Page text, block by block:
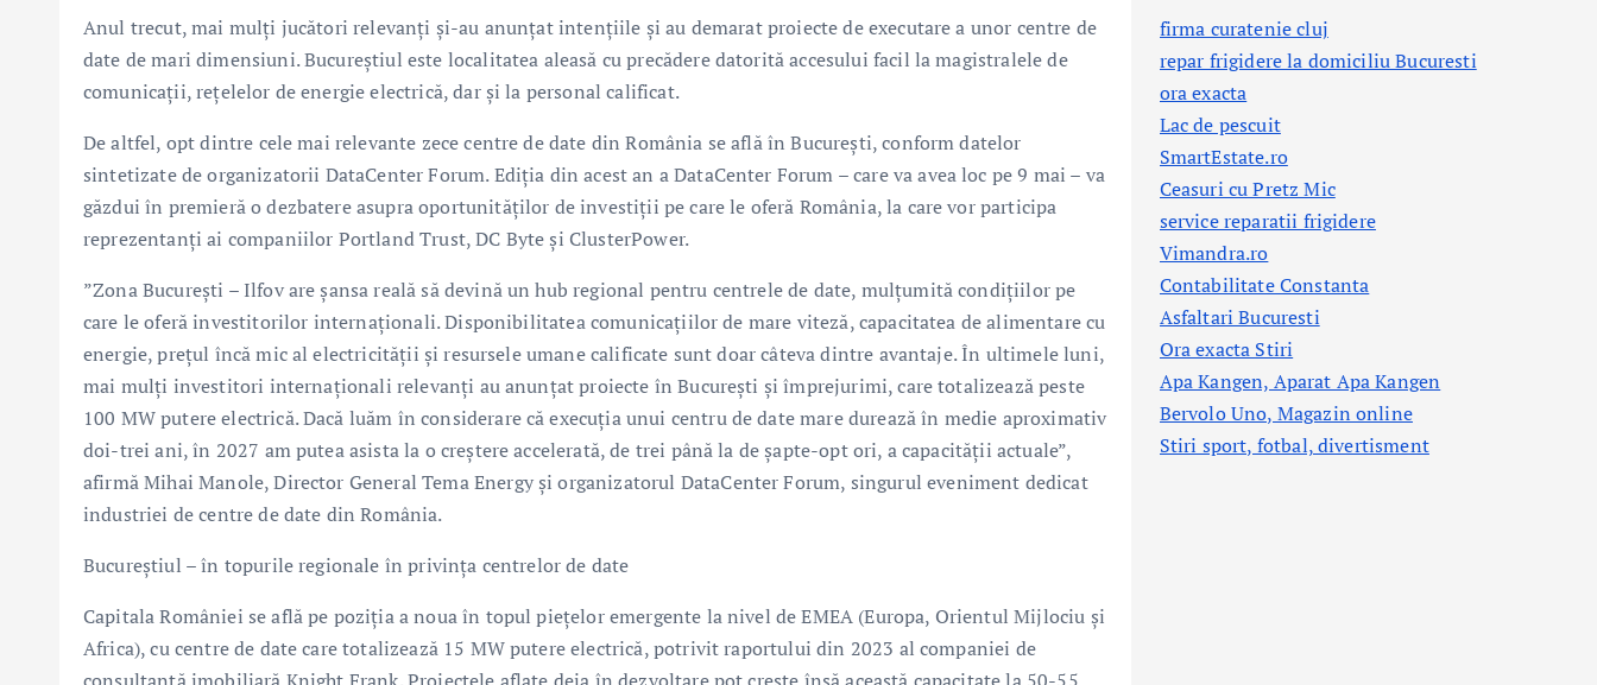
Anul trecut, mai mulți jucători relevanți și-au anunțat intențiile și au demarat proiecte de executare a unor centre de
date de mari dimensiuni. Bucureștiul este localitatea aleasă cu precădere datorită accesului facil la magistralele de
comunicații, rețelelor de energie electrică, dar și la personal calificat.
De altfel, opt dintre cele mai relevante zece centre de date din România se află în București, conform datelor
sintetizate de organizatorii DataCenter Forum. Ediția din acest an a DataCenter Forum – care va avea loc pe 9 mai – va
găzdui în premieră o dezbatere asupra oportunităților de investiții pe care le oferă România, la care vor participa
reprezentanți ai companiilor Portland Trust, DC Byte și ClusterPower.
”Zona București – Ilfov are șansa reală să devină un hub regional pentru centrele de date, mulțumită condițiilor pe
care le oferă investitorilor internaționali. Disponibilitatea comunicațiilor de mare viteză, capacitatea de alimentare cu
energie, prețul încă mic al electricității și resursele umane calificate sunt doar câteva dintre avantaje. În ultimele luni,
mai mulți investitori internaționali relevanți au anunțat proiecte în București și împrejurimi, care totalizează peste
100 MW putere electrică. Dacă luăm în considerare că execuția unui centru de date mare durează în medie aproximativ
doi-trei ani, în 2027 am putea asista la o creștere accelerată, de trei până la de șapte-opt ori, a capacității actuale”,
afirmă Mihai Manole, Director General Tema Energy și organizatorul DataCenter Forum, singurul eveniment dedicat
industriei de centre de date din România.
Bucureștiul – în topurile regionale în privința centrelor de date
Capitala României se află pe poziția a noua în topul piețelor emergente la nivel de EMEA (Europa, Orientul Mijlociu și
Africa), cu centre de date care totalizează 15 MW putere electrică, potrivit raportului din 2023 al companiei de
firma curatenie cluj
repar frigidere la domiciliu Bucuresti
ora exacta
Lac de pescuit
SmartEstate.ro
Ceasuri cu Pretz Mic
service reparatii frigidere
Vimandra.ro
Contabilitate Constanta
Asfaltari Bucuresti
Ora exacta Stiri
Apa Kangen, Aparat Apa Kangen
Bervolo Uno, Magazin online
Stiri sport, fotbal,divertisment